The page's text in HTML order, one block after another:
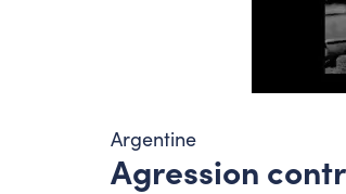
Argentine
Agression